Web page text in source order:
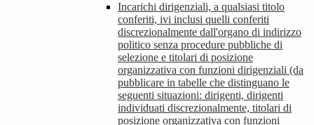
Incarichi dirigenziali, a qualsiasi titolo
conferiti, ivi inclusi quelli conferiti
discrezionalmente dall'organo di indirizzo
politico senza procedure pubbliche di
selezione e titolari di posizione
organizzativa con funzioni dirigenziali (da
pubblicare in tabelle che distinguano le
seguenti situazioni: dirigenti, dirigenti
individuati discrezionalmente, titolari di
posizione organizzativa con funzioni